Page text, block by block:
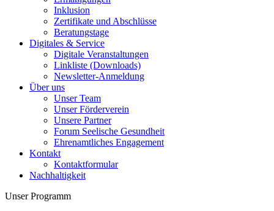
Inklusion
Zertifikate und Abschlüsse
Beratungstage
Digitales & Service
Digitale Veranstaltungen
Linkliste (Downloads)
Newsletter-Anmeldung
Über uns
Unser Team
Unser Förderverein
Unsere Partner
Forum Seelische Gesundheit
Ehrenamtliches Engagement
Kontakt
Kontaktformular
Nachhaltigkeit
Unser Programm